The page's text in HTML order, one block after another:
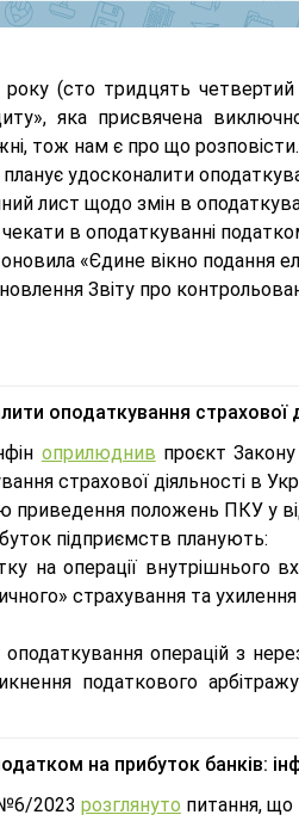
(сто тридцять четвертий
яка присвячена
тож нам є про що
удосконалити
лист щодо змін в
в оподаткуванні
«Єдине вікно подання
Звіту про
оподаткування страхової
оприлюднив проєкт
страхової діяльності в
приведення положень ПКУ у
підприємств планують:
на операції внутрішнього
страхування та
оподаткування операцій з
податкового
на прибуток банків:
№6/2023 розглянуто питання, що